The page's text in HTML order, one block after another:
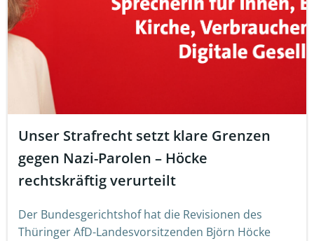
Unser Strafrecht setzt klare Grenzen
gegen Nazi-Parolen – Höcke
rechtskräftig verurteilt
Der Bundesgerichtshof hat die Revisionen des
Thüringer AfD-Landesvorsitzenden Björn Höcke